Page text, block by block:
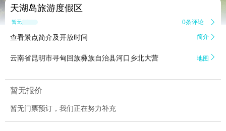
天湖岛旅游度假区
暂无点评 0条评论 
查看景点简介及开放时间 简介 
云南省昆明市寻甸回族彝族自治县河口乡北大营 地图 
暂无报价
暂无门票预订，我们正在努力补充